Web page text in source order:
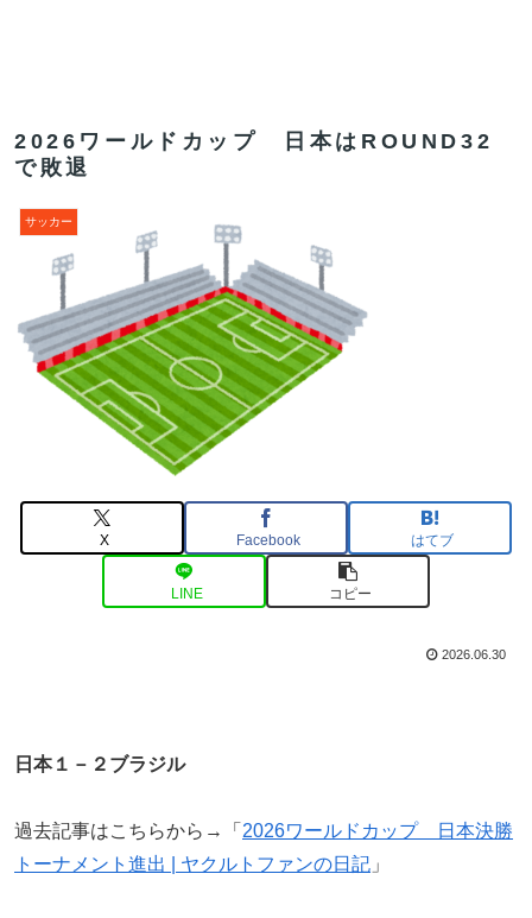
2026ワールドカップ 日本はROUND32
で敗退
サッカー
X Facebook はてブ
LINE コピー
2026.06.30
日本１－２ブラジル
過去記事はこちらから→「 2026ワールドカップ 日本決勝
トーナメント進出 | ヤクルトファンの日記 」